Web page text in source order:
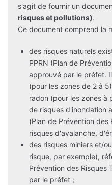
s'agit de fournir un
risques et pollutions).
Ce document comprend la
des risques naturels
PPRN (Plan de
approuvé par le préfet.
(pour les zones de 2 à
radon (pour les zones à
de risques d'inondation
(Plan de Prévention des
risques d'avalanche,
des risques miniers et/
risque, par exemple),
Prévention des Risques
par le préfet ;